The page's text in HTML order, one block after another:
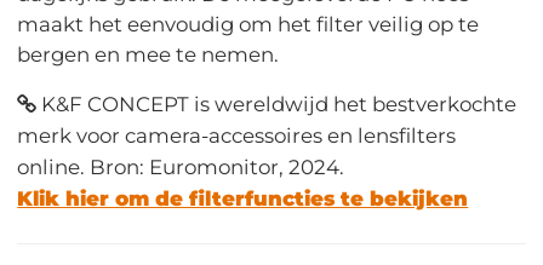
maakt het eenvoudig om het filter veilig op te
bergen en mee te nemen.
K&F CONCEPT is wereldwijd het bestverkochte
merk voor camera-accessoires en lensfilters
online. Bron: Euromonitor, 2024.
Klik hier om de filterfuncties te bekijken